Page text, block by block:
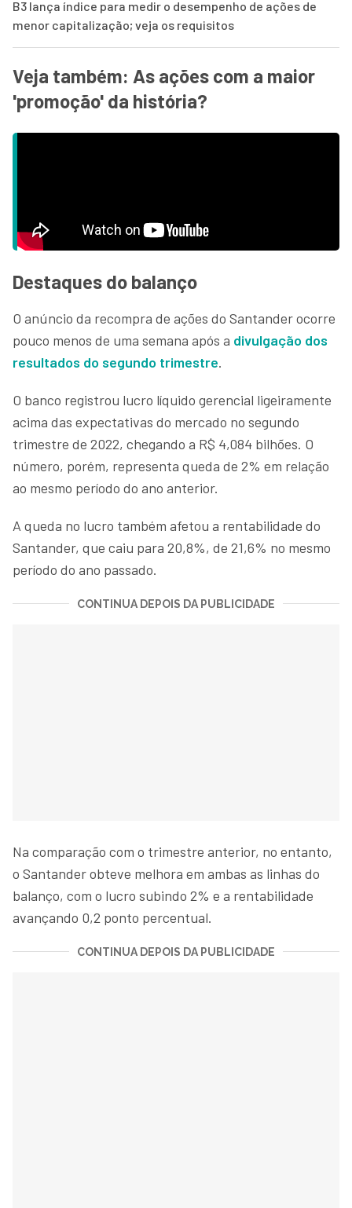
B3 lança índice para medir o desempenho de ações de
menor capitalização; veja os requisitos
Veja também: As ações com a maior
'promoção' da história?
Destaques do balanço
O anúncio da recompra de ações do Santander ocorre
pouco menos de uma semana após a divulgação dos
resultados do segundo trimestre.
O banco registrou lucro líquido gerencial ligeiramente
acima das expectativas do mercado no segundo
trimestre de 2022, chegando a R$ 4,084 bilhões. O
número, porém, representa queda de 2% em relação
ao mesmo período do ano anterior.
A queda no lucro também afetou a rentabilidade do
Santander, que caiu para 20,8%, de 21,6% no mesmo
período do ano passado.
CONTINUA DEPOIS DA PUBLICIDADE
Na comparação com o trimestre anterior, no entanto,
o Santander obteve melhora em ambas as linhas do
balanço, com o lucro subindo 2% e a rentabilidade
avançando 0,2 ponto percentual.
CONTINUA DEPOIS DA PUBLICIDADE